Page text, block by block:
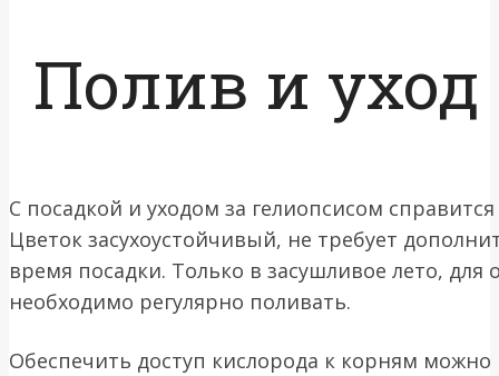
Полив и уход
С посадкой и уходом за гелиопсисом
Цветок засухоустойчивый, не требует
время посадки. Только в засушливое лето,
необходимо регулярно поливать.
Обеспечить доступ кислорода к корням